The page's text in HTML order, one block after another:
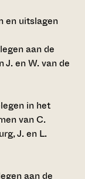
en uitslagen
aan de
en W. van de
in het
van C.
J. en L.
aan de